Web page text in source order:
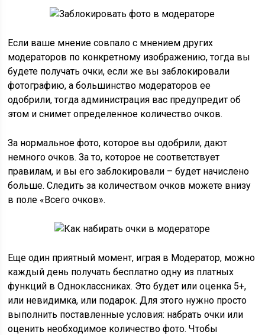
Если ваше мнение совпало с мнением других
модераторов по конкретному изображению, тогда вы
будете получать очки, если же вы заблокировали
фотографию, а большинство модераторов ее
одобрили, тогда администрация вас предупредит об
этом и снимет определенное количество очков.
За нормальное фото, которое вы одобрили, дают
немного очков. За то, которое не соответствует
правилам, и вы его заблокировали – будет начислено
больше. Следить за количеством очков можете внизу
в поле «Всего очков».
Еще один приятный момент, играя в Модератор, можно
каждый день получать бесплатно одну из платных
функций в Одноклассниках. Это будет или оценка 5+,
или невидимка, или подарок. Для этого нужно просто
выполнить поставленные условия: набрать очки или
оценить необходимое количество фото. Чтобы